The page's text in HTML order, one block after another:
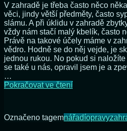
V zahradě je třeba často něco
věci, jindy větší předměty, často
slámu. A při úklidu v zahradě
vždy nám stačí malý kbelík, často
Právě na takové účely máme v
vědro. Hodně se do něj vejde, je
jednou rukou. No pokud si
se také u nás, opravil jsem je a
…
Pokračovat ve čteníOprava
Označeno tagemnářadíopravy